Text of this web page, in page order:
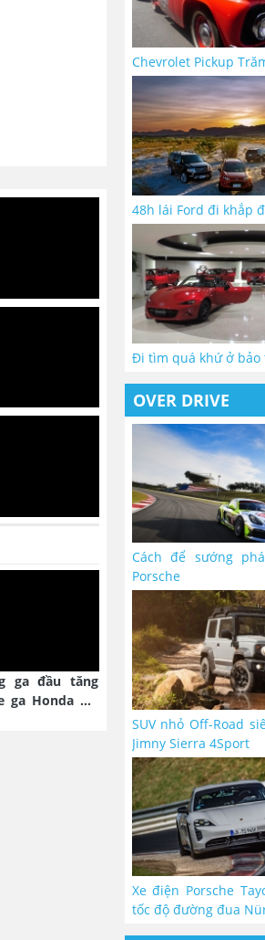
ga đầu tăng
ga Honda Air
Chevrolet Pickup
48h lái Ford đi khắp
Đi tìm quá khứ ở bảo
OVER DRIVE
Cách để sướng
Porsche
SUV nhỏ Off-Road
Jimny Sierra 4Sport
Xe điện Porsche
tốc độ đường đua